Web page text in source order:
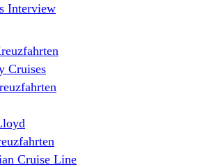
Interview
Cruises
Cruise Line